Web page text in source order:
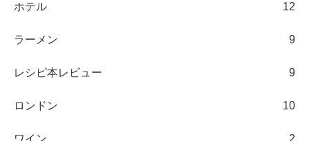
ホテル 12
ラーメン 9
レシピ本レビュー 9
ロンドン 10
ワイン 2